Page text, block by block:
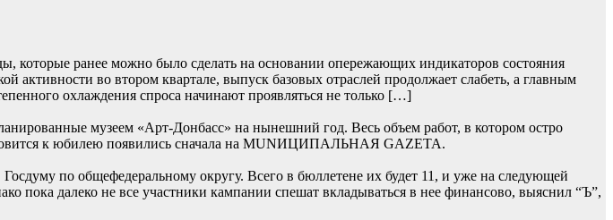
ранее можно было сделать на основании опережающих индикаторов состояния
активности во втором квартале, выпуск базовых отраслей продолжает слабеть, а главным
охлаждения спроса начинают проявляться не только […]
музеем «Арт-Донбасс» на нынешний год. Весь объем работ, в котором остро
к юбилею появились сначала на MUNИЦИПАЛЬНАЯ GAZЕТА.
по общефедеральному округу. Всего в бюллетене их будет 11, и уже на следующей
пока далеко не все участники кампании спешат вкладываться в нее финансово, выяснил “Ъ”,